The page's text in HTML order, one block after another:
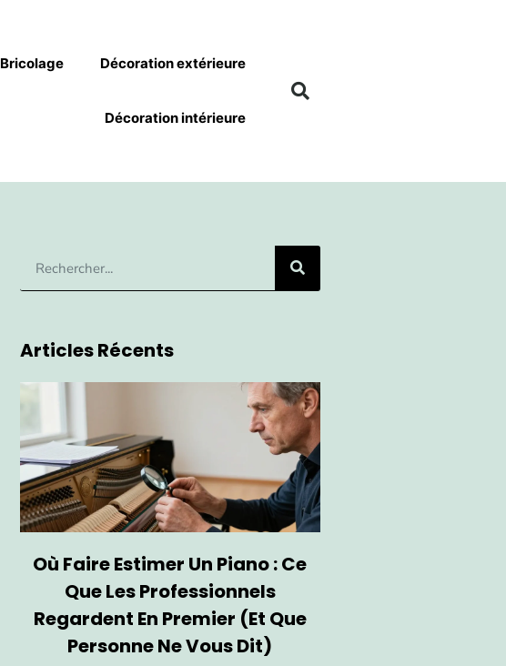
Bricolage Décoration extérieure
Décoration intérieure
Articles Récents
Où Faire Estimer Un Piano : Ce
Que Les Professionnels
Regardent En Premier (et Que
Personne Ne Vous Dit)